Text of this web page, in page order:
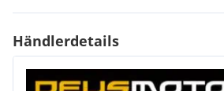
Händlerdetails